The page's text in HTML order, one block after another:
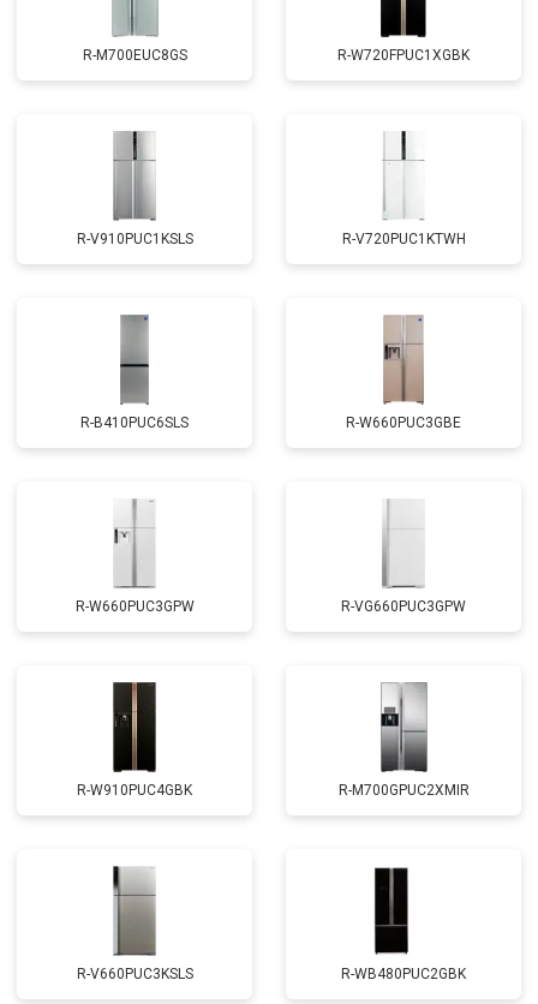
R-M700EUC8GS R-W720FPUC1XGBK
R-V910PUC1KSLS R-V720PUC1KTWH
R-B410PUC6SLS R-W660PUC3GBE
R-W660PUC3GPW R-VG660PUC3GPW
R-W910PUC4GBK R-M700GPUC2XMIR
R-V660PUC3KSLS R-WB480PUC2GBK